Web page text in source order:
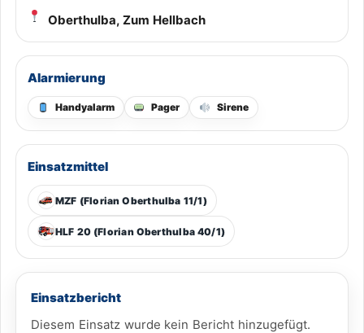
Oberthulba, Zum Hellbach
Alarmierung
Handyalarm Pager Sirene
Einsatzmittel
MZF (Florian Oberthulba 11/1)
HLF 20 (Florian Oberthulba 40/1)
Einsatzbericht
Diesem Einsatz wurde kein Bericht hinzugefügt.